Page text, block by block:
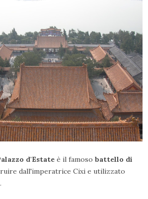
d'Estate è il famoso battello di
dall'imperatrice Cixi e utilizzato